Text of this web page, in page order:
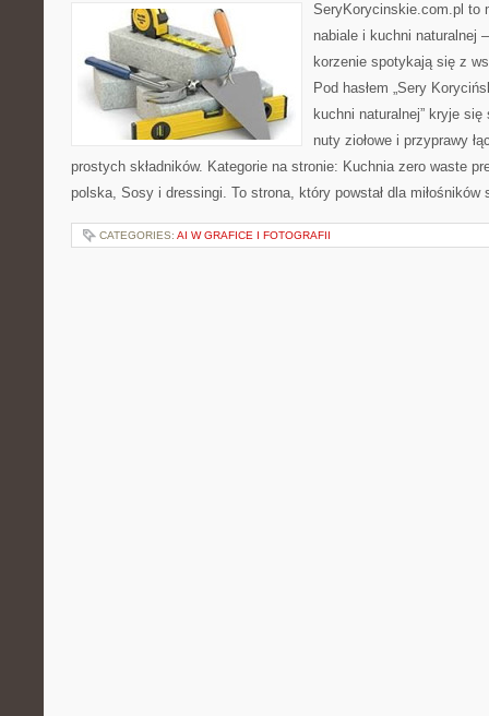
SeryKorycinskie.com.pl to
nabiale i kuchni naturalnej
korzenie spotykają się z
Pod hasłem „Sery
kuchni naturalnej” kryje
nuty ziołowe i przyprawy
prostych składników. Kategorie na stronie: Kuchnia zero waste
polska, Sosy i dressingi. To strona, który powstał dla
CATEGORIES: AI W GRAFICE I FOTOGRAFII